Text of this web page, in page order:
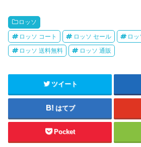
ロッソ
ロッソ コート ロッソ セール ロ
ロッソ 送料無料 ロッソ 通販
ツイート
はてブ
Pocket